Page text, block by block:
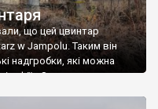
що цей цвинтар
w Jampolu. Таким він
надгробки, які можна
Загалом цвинтар